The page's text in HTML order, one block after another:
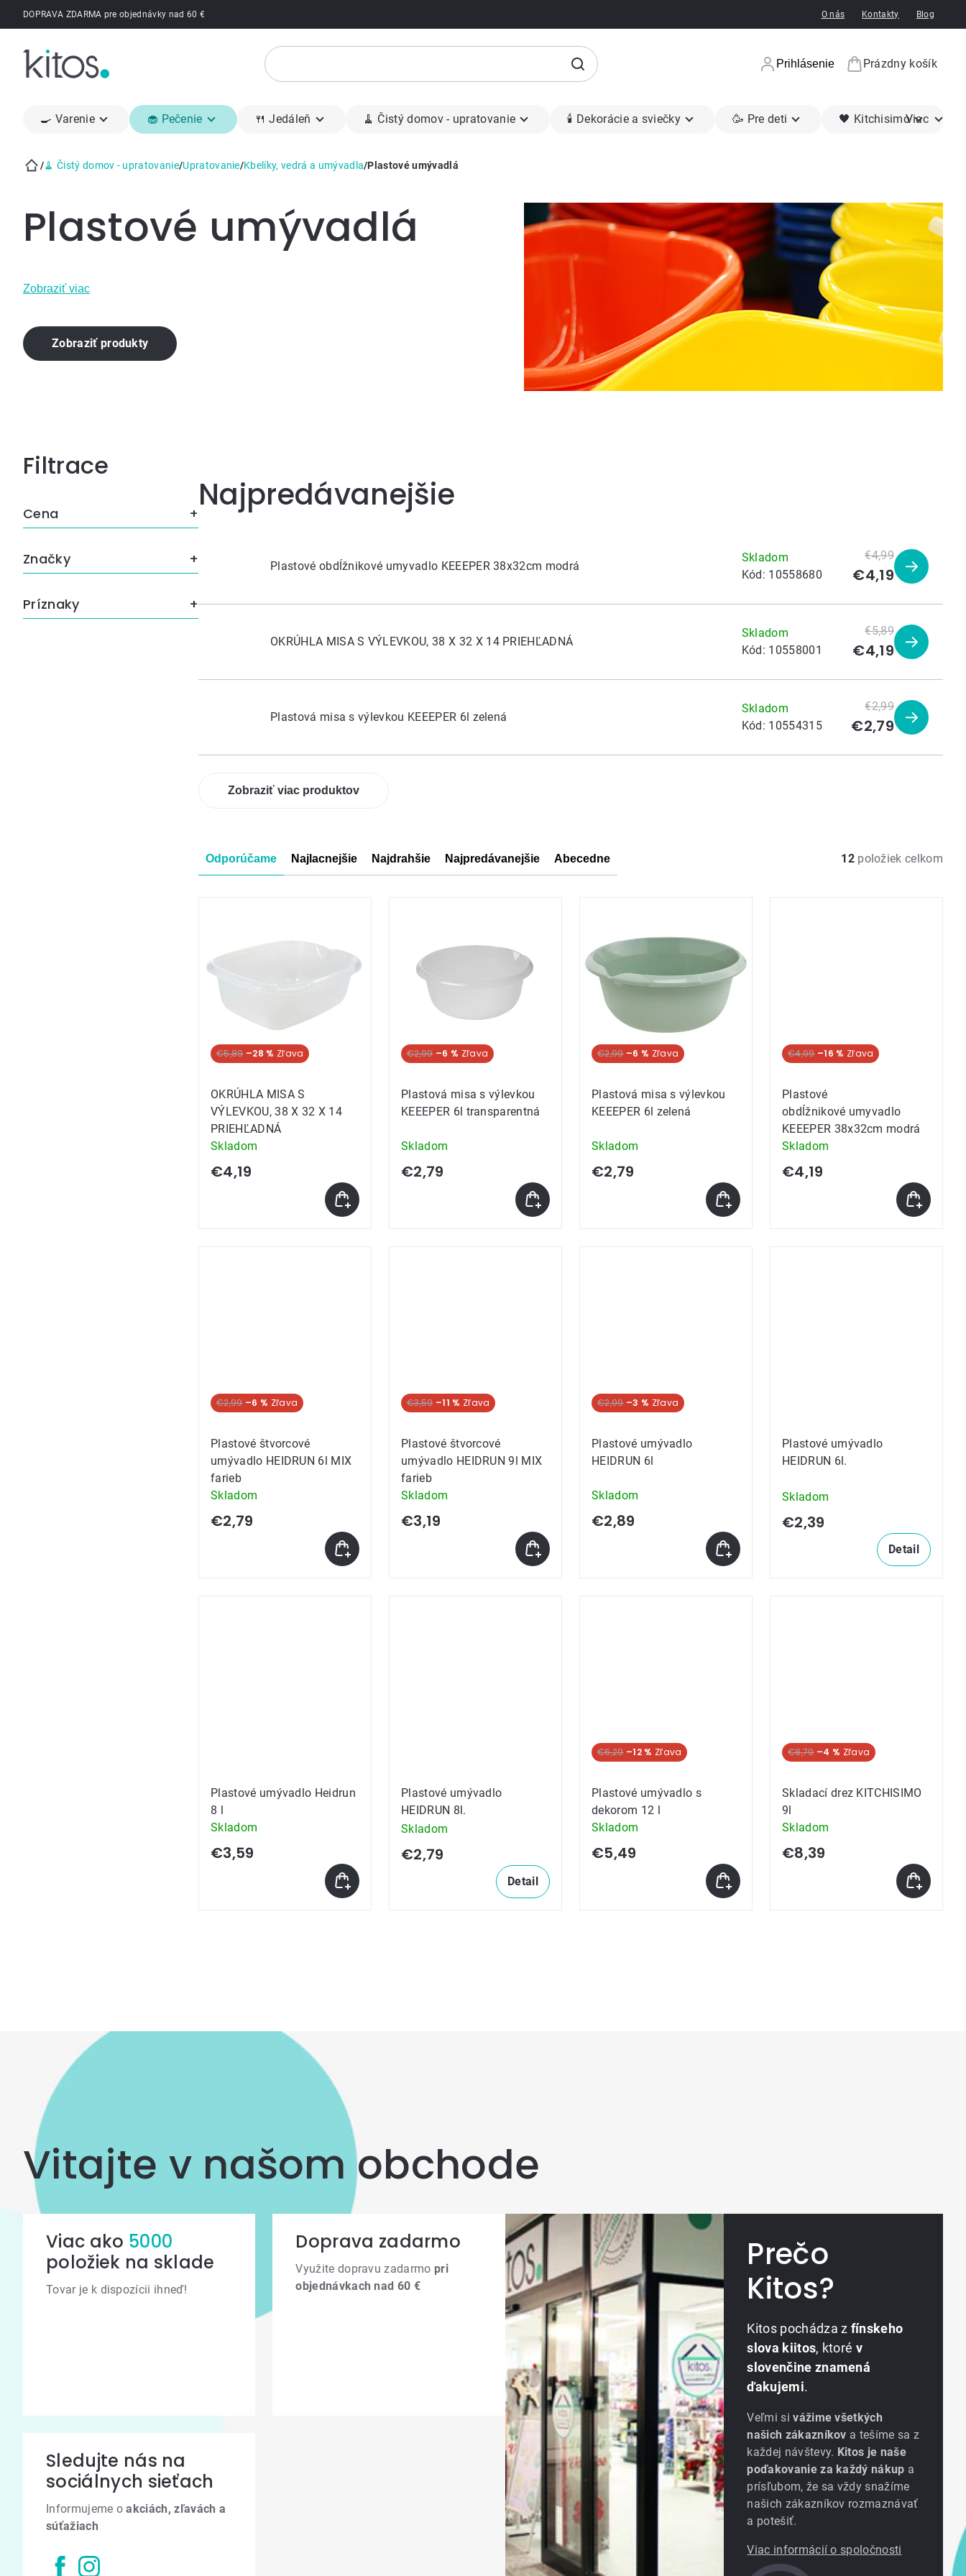
PrejsťDOPRAVA ZDARMA pre objednávky nad 60 € O nás Kontakty Blog
Prihlásenie
Nákupný
Prázdny košík
🍳 Varenie 🧁 Pečenie 🍴 Jedáleň 🧹 Čistý domov - upratovanie 🕯 Dekorácie a sviečky 🥳 Pre deti 🖤 KitchisimoViac
/🧹 Čistý domov - upratovanie/Upratovanie/Kbelíky, vedrá a umývadla/Plastové umývadlá
Plastové umývadlá
Zobraziť viac
Zobraziť produkty
Bočný
panel
Cena
Príznaky
Značky
Najpredávanejšie
Plastové obdĺžnikové umyvadlo KEEEPER 38x32cm modrá
Skladom
Kód: 10558680
€4,99
€4,19
Zobraziť
OKRÚHLA MISA S VÝLEVKOU, 38 X 32 X 14 PRIEHĽADNÁ
Skladom
Kód: 10558001
€5,89
€4,19
Zobraziť
Plastová misa s výlevkou KEEEPER 6l zelená
Skladom
Kód: 10554315
€2,99
€2,79
Zobraziť
Zobraziť viac produktov
Radenie
Odporúčame Najlacnejšie Najdrahšie Najpredávanejšie Abecedne 12položiek celkom
produktov
€5,89 –28 %
OKRÚHLA MISA S
VÝLEVKOU, 38 X 32 X 14
PRIEHĽADNÁ
Skladom
€4,19
€2,99 –6 %
Plastová misa s výlevkou
KEEEPER 6l transparentná
Skladom
€2,79
€2,99 –6 %
Plastová misa s výlevkou
KEEEPER 6l zelená
Skladom
€2,79
€4,99 –16 %
Plastové
obdĺžnikové umyvadlo
KEEEPER 38x32cm modrá
Skladom
€4,19
€2,99 –6 %
Plastové štvorcové
umývadlo HEIDRUN 6l MIX
farieb
Skladom
€2,79
€3,59 –11 %
Plastové štvorcové
umývadlo HEIDRUN 9l MIX
farieb
Skladom
€3,19
€2,99 –3 %
Plastové umývadlo
HEIDRUN 6l
Skladom
€2,89
Plastové umývadlo
HEIDRUN 6l.
Skladom
€2,39
Detail
Plastové umývadlo Heidrun
8 l
Skladom
€3,59
Plastové umývadlo
HEIDRUN 8l.
Skladom
€2,79
Detail
€6,29 –12 %
Plastové umývadlo s
dekorom 12 l
Skladom
€5,49
€8,79 –4 %
Skladací drez KITCHISIMO
9l
Skladom
€8,39
Vitajte v našom obchode
Viac ako 5000
položiek na sklade
Tovar je k dispozícii ihneď!
Doprava zadarmo
Využite dopravu zadarmo pri
objednávkach nad 60 €
Sledujte nás na
sociálnych sieťach
Informujeme oakciách, zľavách a
súťažiach
Prečo
Kitos?
Kitos pochádza z fínskeho
slova kiitos, ktoré v
slovenčine znamená
ďakujemi.
Veľmi sivážime všetkých
našich zákazníkov a tešíme sa z
každej návštevy. Kitos je naše
poďakovanie za každý nákup a
prísľubom, že sa vždy snažíme
našich zákazníkov rozmaznávať
a potešiť.
Viac informácií o spoločnosti